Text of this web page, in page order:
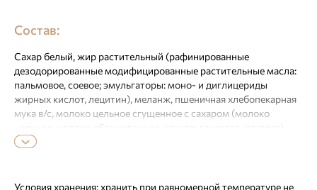
Состав:
Сахар белый, жир растительный (рафинированные
дезодорированные модифицированные растительные масла:
пальмовое, соевое; эмульгаторы: моно- и диглицериды
жирных кислот, лецитин), меланж, пшеничная хлебопекарная
мука в/с, молоко цельное сгущенное с сахаром (молоко
цельное, молоко обезжиренное, сахара: сахароза, лактоза),
продукт молокосодержащий сгущенный с сахаром «Варенка»
жира: пальмовое, рапсовое, соевое масла; пищевой
Условия хранения:хранить при равномерной температуре не